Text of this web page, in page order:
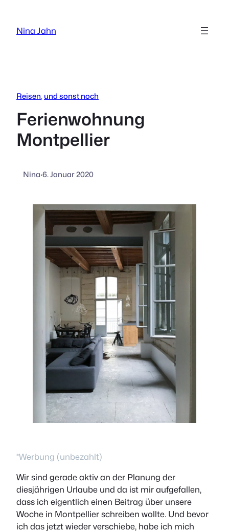
springen
Nina Jahn
Reisen, und sonst noch
Ferienwohnung
Montpellier
Nina·6. Januar 2020
*Werbung (unbezahlt)
Wir sind gerade aktiv an der Planung der
diesjährigen Urlaube und da ist mir aufgefallen,
dass ich eigentlich einen Beitrag über unsere
Woche in Montpellier schreiben wollte. Und bevor
ich das jetzt wieder verschiebe, habe ich mich